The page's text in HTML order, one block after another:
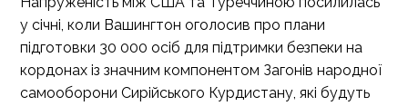
у січні, коли Вашингтон оголосив про плани
підготовки 30 000 осіб для підтримки безпеки на
кордонах із значним компонентом Загонів народної
самооборони Сирійського Курдистану, які будуть